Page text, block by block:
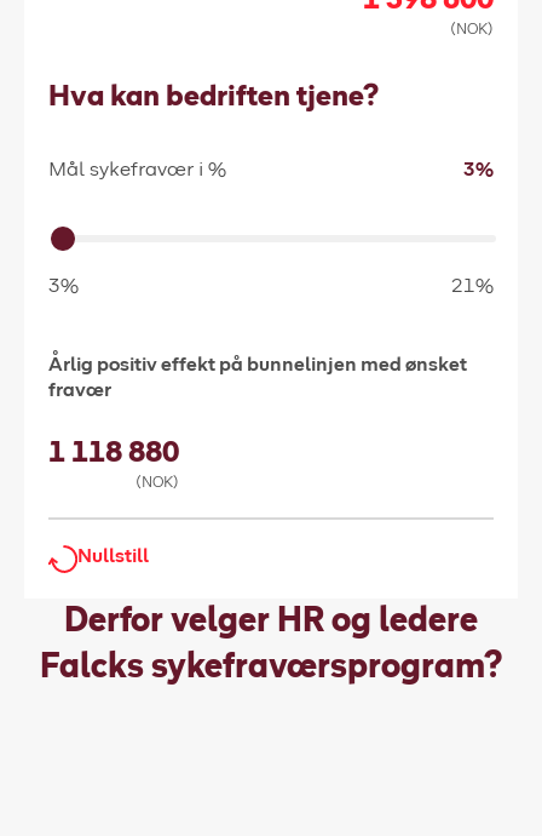
(NOK)
Hva kan bedriften tjene?
Mål sykefravær i % 3%
3% 21%
Årlig positiv effekt på bunnelinjen med ønsket
fravær
1 118 880
(NOK)
Nullstill
Derfor velger HR og ledere
Falcks sykefraværsprogram?